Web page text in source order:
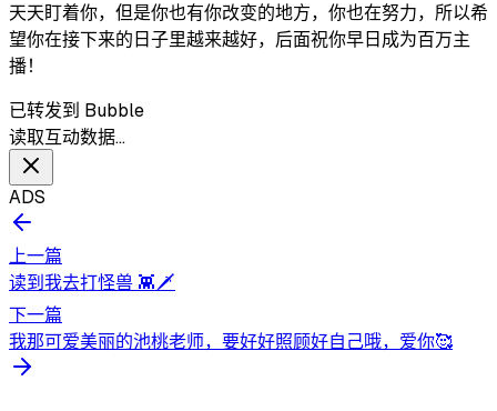
天天盯着你，但是你也有你改变的地方，你也在努力，所以希
望你在接下来的日子里越来越好，后面祝你早日成为百万主
播！
已转发到 Bubble
读取互动数据…
ADS
上一篇
读到我去打怪兽 👾🗡
下一篇
我那可爱美丽的池桃老师，要好好照顾好自己哦，爱你🥰